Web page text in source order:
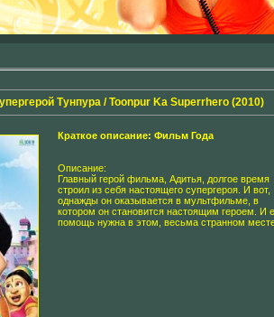
Тунпура / Toonpur Ka Superrhero (2010)
Краткое описание: Фильм Года
Описание:
Главный герой фильма, Адитья, долгое время
строил из себя настоящего супергероя. И вот,
однажды он оказывается в мультфильме, в
котором он становится настоящим героем. И
помощь нужна в этом, весьма странном